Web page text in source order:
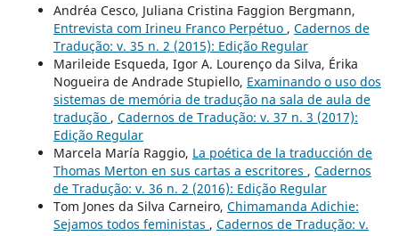
Andréa Cesco, Juliana Cristina Faggion Bergmann,
Entrevista com Irineu Franco Perpétuo , Cadernos de
Tradução: v. 35 n. 2 (2015): Edição Regular
Marileide Esqueda, Igor A. Lourenço da Silva, Érika
Nogueira de Andrade Stupiello, Examinando o uso dos
sistemas de memória de tradução na sala de aula de
tradução , Cadernos de Tradução: v. 37 n. 3 (2017):
Edição Regular
Marcela María Raggio, La poética de la traducción de
Thomas Merton en sus cartas a escritores , Cadernos
de Tradução: v. 36 n. 2 (2016): Edição Regular
Tom Jones da Silva Carneiro, Chimamanda Adichie:
Sejamos todos feministas , Cadernos de Tradução: v.